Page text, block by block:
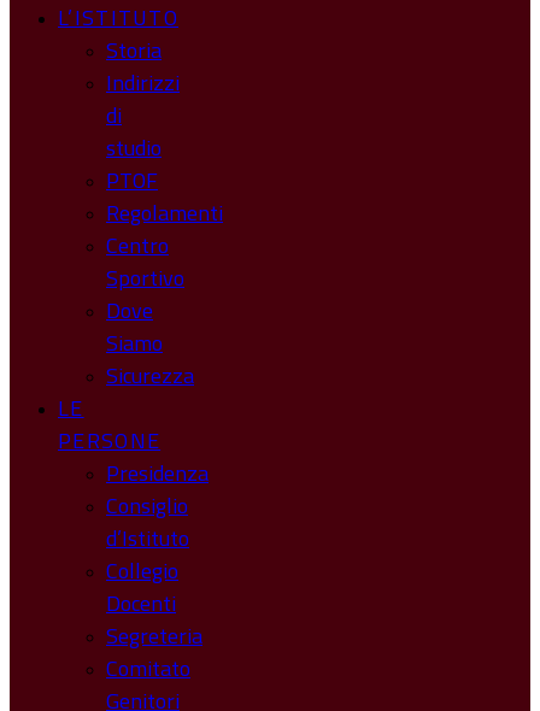
L’ISTITUTO
Storia
Indirizzi
di
studio
PTOF
Regolamenti
Centro
Sportivo
Dove
Siamo
Sicurezza
LE
PERSONE
Presidenza
Consiglio
d’Istituto
Collegio
Docenti
Segreteria
Comitato
Genitori